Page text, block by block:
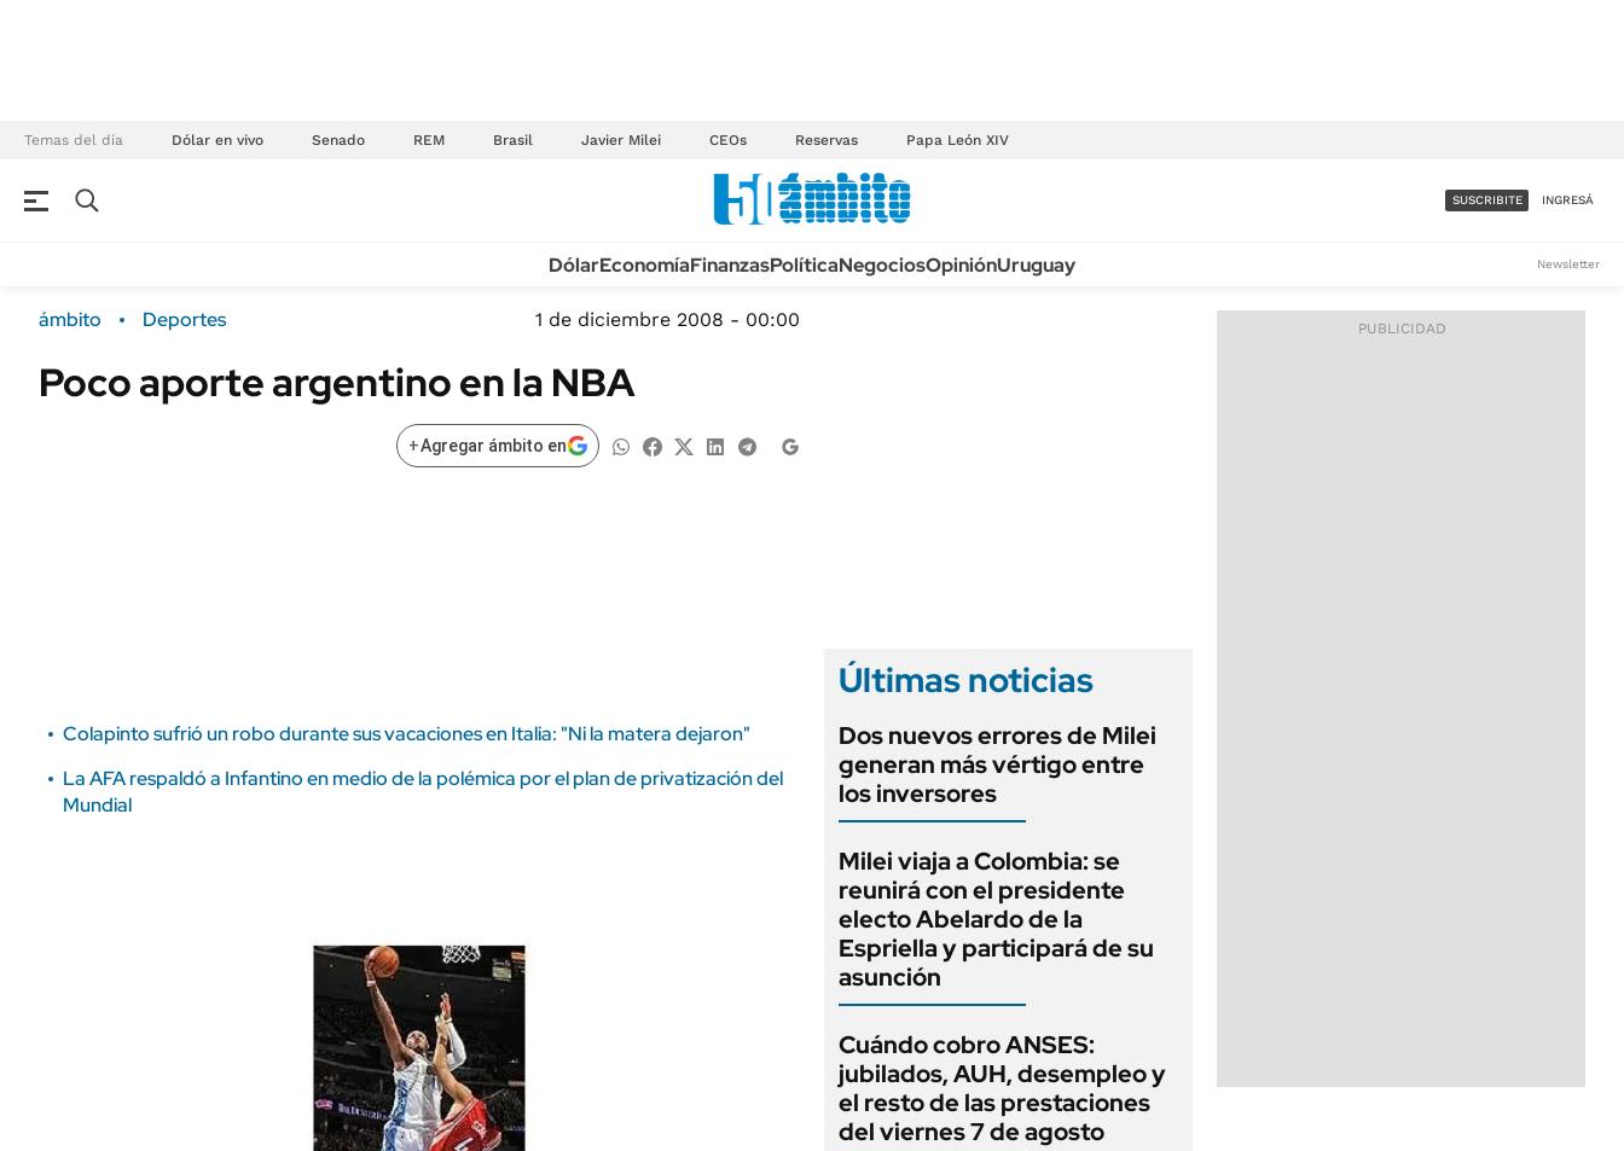
Temas del día Dólar en vivo Senado REM Brasil Javier Milei CEOs Reservas Papa León XIV
Campo Sustentabilidad
ENERGY REPORT
TECNOLOGÍA
MÉXICO
MUNDO
INFORMACIÓN GENERAL
ACCESO FULL - $1.800/MES
SUSCRIBITE INGRESÁ
DólarEconomíaFinanzasPolíticaNegociosOpiniónUruguay Newsletter
ámbito Deportes 1 de diciembre 2008 - 00:00
Poco aporte argentino en la NBA
+Agregar ámbito en
Colapinto sufrió un robo durante sus vacaciones en Italia: "Ni la matera dejaron"
La AFA respaldó a Infantino en medio de la polémica por el plan de privatización del
Mundial
Últimas noticias
Dos nuevos errores de Milei
generan más vértigo entre
los inversores
Milei viaja a Colombia: se
reunirá con el presidente
electo Abelardo de la
Espriella y participará de su
asunción
Cuándo cobro ANSES:
jubilados, AUH, desempleo y
el resto de las prestaciones
del viernes 7 de agosto